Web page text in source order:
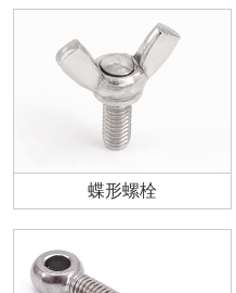
蝶形螺栓